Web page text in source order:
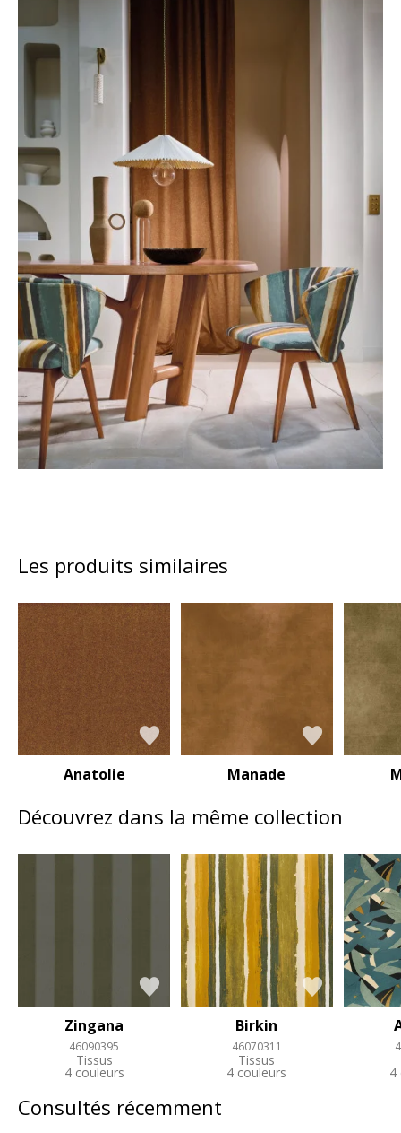
Les produits similaires
Anatolie Manade
Découvrez dans la même collection
Zingana
46090395
Tissus
4 couleurs
Birkin
46070311
Tissus
4 couleurs 4
Consultés récemment